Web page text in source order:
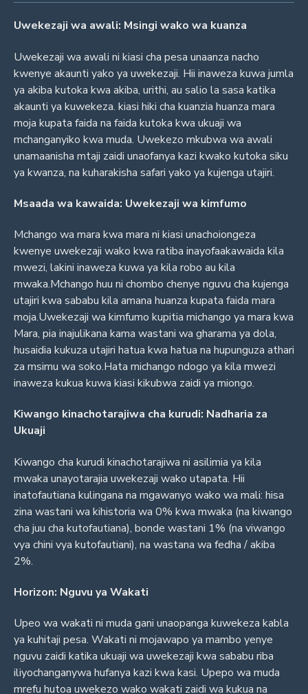
Uwekezaji wa awali: Msingi wako wa kuanza
Uwekezaji wa awali ni kiasi cha pesa unaanza nacho
kwenye akaunti yako ya uwekezaji. Hii inaweza kuwa jumla
ya akiba kutoka kwa akiba, urithi, au salio la sasa katika
akaunti ya kuwekeza. kiasi hiki cha kuanzia huanza mara
moja kupata faida na faida kutoka kwa ukuaji wa
mchanganyiko kwa muda. Uwekezo mkubwa wa awali
unamaanisha mtaji zaidi unaofanya kazi kwako kutoka siku
ya kwanza, na kuharakisha safari yako ya kujenga utajiri.
Msaada wa kawaida: Uwekezaji wa kimfumo
Mchango wa mara kwa mara ni kiasi unachoiongeza
kwenye uwekezaji wako kwa ratiba inayofaakawaida kila
mwezi, lakini inaweza kuwa ya kila robo au kila
mwaka.Mchango huu ni chombo chenye nguvu cha kujenga
utajiri kwa sababu kila amana huanza kupata faida mara
moja.Uwekezaji wa kimfumo kupitia michango ya mara kwa
Mara, pia inajulikana kama wastani wa gharama ya dola,
husaidia kukuza utajiri hatua kwa hatua na hupunguza athari
za msimu wa soko.Hata michango ndogo ya kila mwezi
inaweza kukua kuwa kiasi kikubwa zaidi ya miongo.
Kiwango kinachotarajiwa cha kurudi: Nadharia za
Ukuaji
Kiwango cha kurudi kinachotarajiwa ni asilimia ya kila
mwaka unayotarajia uwekezaji wako utapata. Hii
inatofautiana kulingana na mgawanyo wako wa mali: hisa
zina wastani wa kihistoria wa 0% kwa mwaka (na kiwango
cha juu cha kutofautiana), bonde wastani 1% (na viwango
vya chini vya kutofautiani), na wastana wa fedha / akiba
2%.
Horizon: Nguvu ya Wakati
Upeo wa wakati ni muda gani unaopanga kuwekeza kabla
ya kuhitaji pesa. Wakati ni mojawapo ya mambo yenye
nguvu zaidi katika ukuaji wa uwekezaji kwa sababu riba
iliyochanganywa hufanya kazi kwa kasi. Upepo wa muda
mrefu hutoa uwekezo wako wakati zaidi wa kukua na